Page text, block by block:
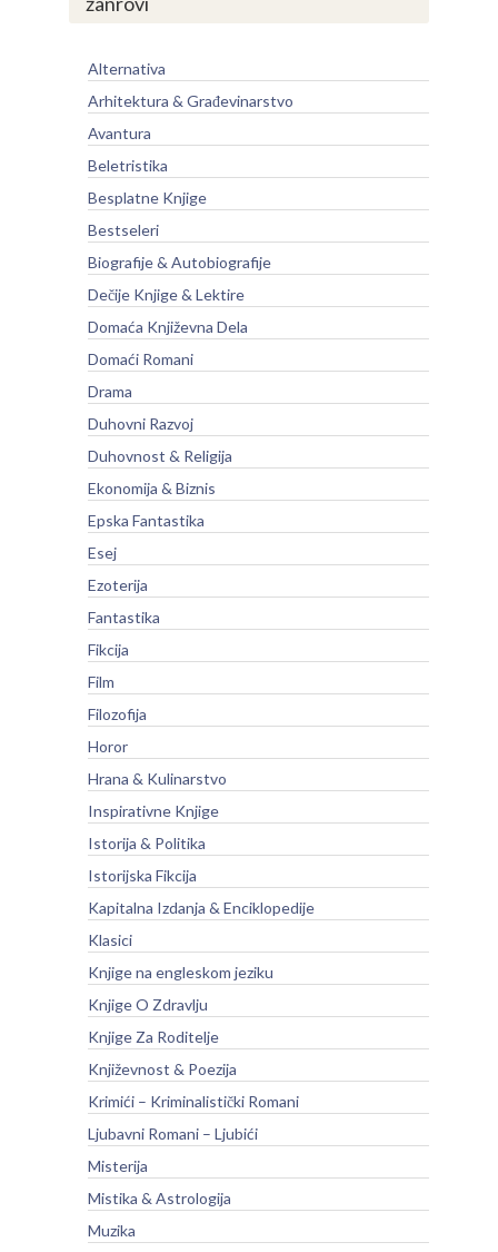
Alternativa
Arhitektura & Građevinarstvo
Avantura
Beletristika
Besplatne Knjige
Bestseleri
Biografije & Autobiografije
Dečije Knjige & Lektire
Domaća Književna Dela
Domaći Romani
Drama
Duhovni Razvoj
Duhovnost & Religija
Ekonomija & Biznis
Epska Fantastika
Esej
Ezoterija
Fantastika
Fikcija
Film
Filozofija
Horor
Hrana & Kulinarstvo
Inspirativne Knjige
Istorija & Politika
Istorijska Fikcija
Kapitalna Izdanja & Enciklopedije
Klasici
Knjige na engleskom jeziku
Knjige O Zdravlju
Knjige Za Roditelje
Književnost & Poezija
Krimići – Kriminalistički Romani
Ljubavni Romani – Ljubići
Misterija
Mistika & Astrologija
Muzika